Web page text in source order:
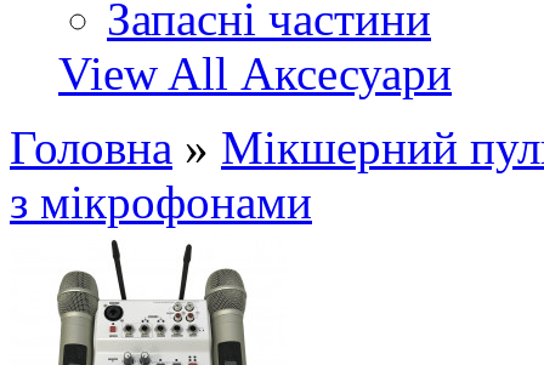
Запасні частини
View All Аксесуари
Головна » Мікшерний
з мікрофонами